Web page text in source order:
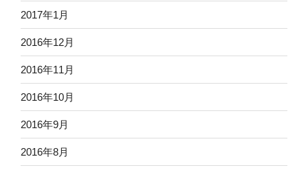
2017年1月
2016年12月
2016年11月
2016年10月
2016年9月
2016年8月